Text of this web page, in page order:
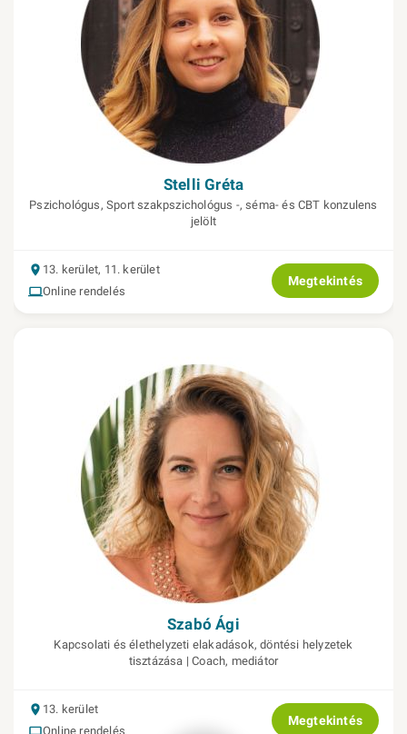
Stelli Gréta
Pszichológus, Sport szakpszichológus -, séma- és CBT konzulens
jelölt
13. kerület, 11. kerület
Online rendelés
Megtekintés
Szabó Ági
Kapcsolati és élethelyzeti elakadások, döntési helyzetek
tisztázása | Coach, mediátor
13. kerület
Online rendelés
Megtekintés